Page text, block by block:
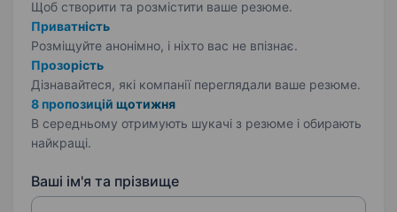
Щоб створити та розмістити ваше резюме.
Приватність
Розміщуйте анонімно, і ніхто вас не впізнає.
Прозорість
Дізнавайтеся, які компанії переглядали ваше резюме.
8 пропозицій щотижня
В середньому отримують шукачі з резюме і обирають
найкращі.
Ваші ім'я та прізвище